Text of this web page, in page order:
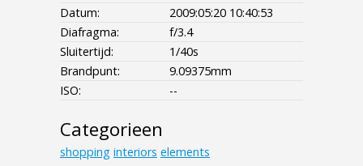
Datum:
2009:05:20 10:40:53
Diafragma:
f/3.4
Sluitertijd:
1/40s
Brandpunt:
9.09375mm
ISO:
--
Categorieen
shopping interiors elements